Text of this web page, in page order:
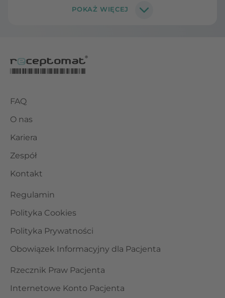
FAQ
O nas
Kariera
Zespół
Kontakt
Regulamin
Polityka Cookies
Polityka Prywatności
Obowiązek Informacyjny dla Pacjenta
Rzecznik Praw Pacjenta
Internetowe Konto Pacjenta